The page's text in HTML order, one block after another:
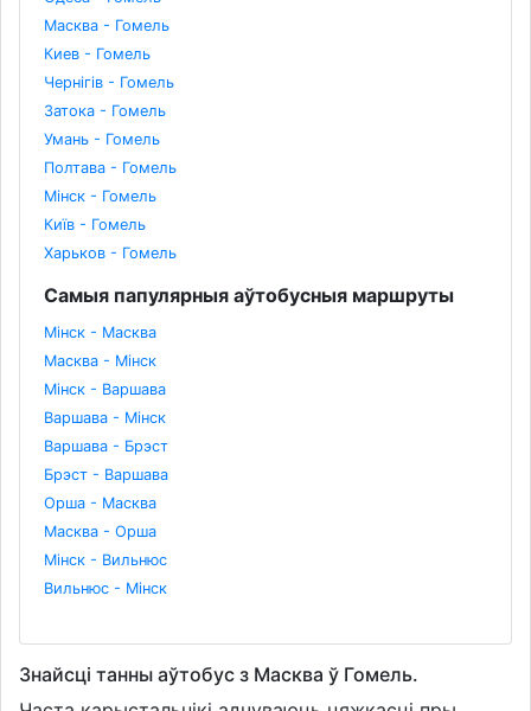
Масква - Гомель
Киев - Гомель
Чернігів - Гомель
Затока - Гомель
Умань - Гомель
Полтава - Гомель
Мінск - Гомель
Київ - Гомель
Харьков - Гомель
Самыя папулярныя аўтобусныя маршруты
Мінск - Масква
Масква - Мінск
Мінск - Варшава
Варшава - Мінск
Варшава - Брэст
Брэст - Варшава
Орша - Масква
Масква - Орша
Мінск - Вильнюс
Вильнюс - Мінск
Знайсці танны аўтобус з Масква ў Гомель.